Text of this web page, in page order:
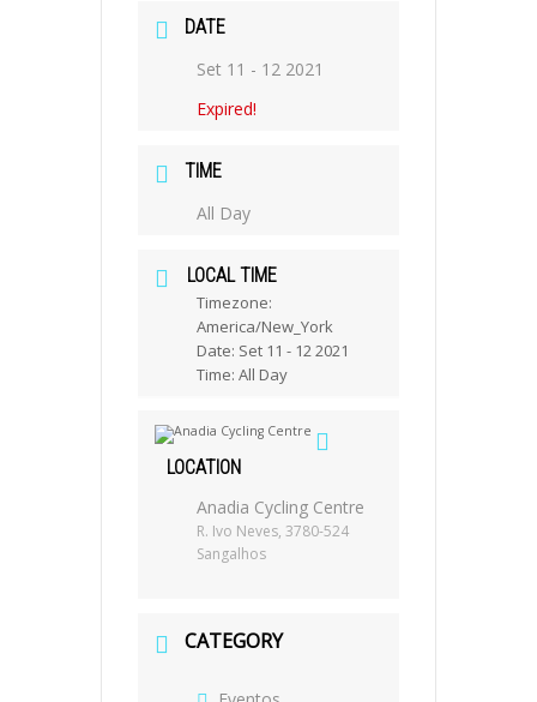
DATE
Set 11 - 12 2021
Expired!
TIME
All Day
LOCAL TIME
Timezone:
America/New_York
Date: Set 11 - 12 2021
Time: All Day
LOCATION
Anadia Cycling Centre
R. Ivo Neves, 3780-524
Sangalhos
CATEGORY